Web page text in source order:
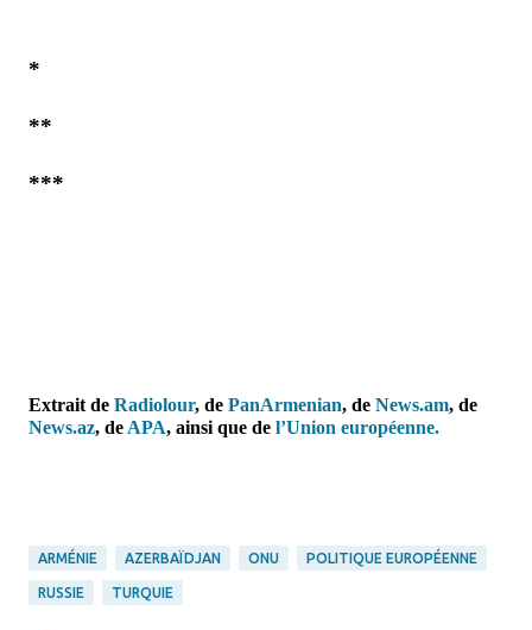
*
**
***
Extrait de Radiolour, de PanArmenian, de News.am, de
News.az, de APA, ainsi que de l’Union européenne.
ARMÉNIE AZERBAÏDJAN ONU POLITIQUE EUROPÉENNE
RUSSIE TURQUIE